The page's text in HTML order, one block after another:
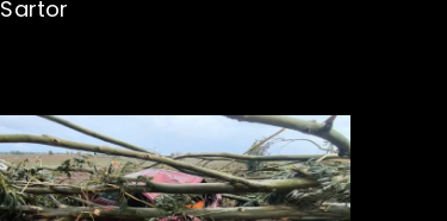
Sartor